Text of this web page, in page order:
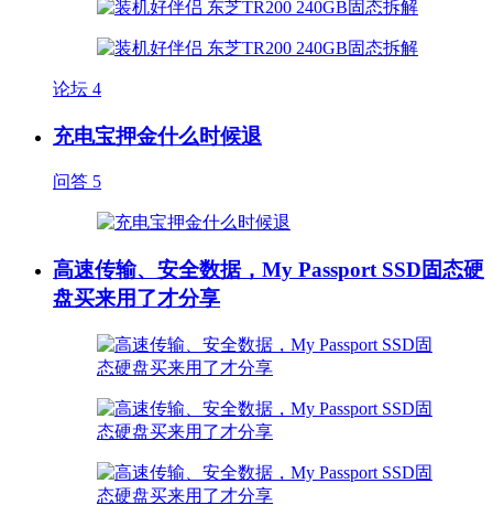
论坛 4
充电宝押金什么时候退
问答 5
高速传输、安全数据，My Passport SSD固态硬
盘买来用了才分享